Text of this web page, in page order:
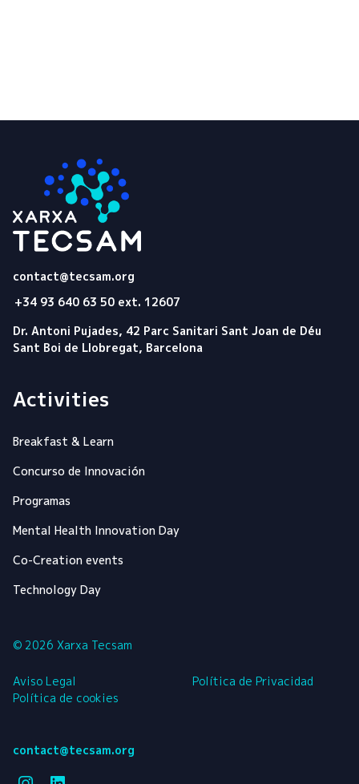
contact@tecsam.org
+34 93 640 63 50 ext. 12607
Dr. Antoni Pujades, 42 Parc Sanitari Sant Joan de Déu
Sant Boi de Llobregat, Barcelona
Activities
Breakfast & Learn
Concurso de Innovación
Programas
Mental Health Innovation Day
Co-Creation events
Technology Day
© 2026 Xarxa Tecsam
Aviso Legal
Política de Privacidad
Política de cookies
contact@tecsam.org